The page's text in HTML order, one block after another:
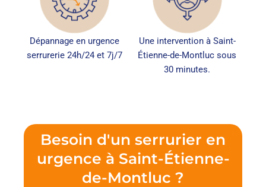
Dépannage en urgence
serrurerie 24h/24 et 7j/7
Une intervention à Saint-
Étienne-de-Montluc sous
30 minutes.
Besoin d'un serrurier en
urgence à Saint-Étienne-
de-Montluc ?